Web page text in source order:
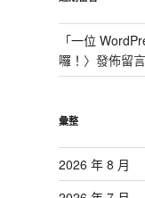
「一位
囉！ 〉發佈留言
彙整
2026 年 8 月